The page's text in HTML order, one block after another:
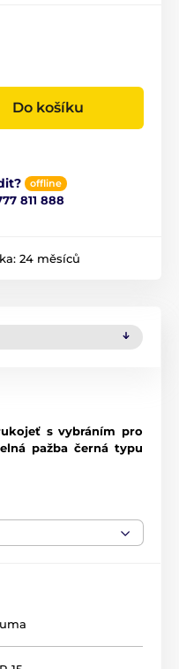
Do košíku
offline
811 888
24 měsíců
s vybráním pro
pažba černá typu
není houbovitý ani
Tento moderní